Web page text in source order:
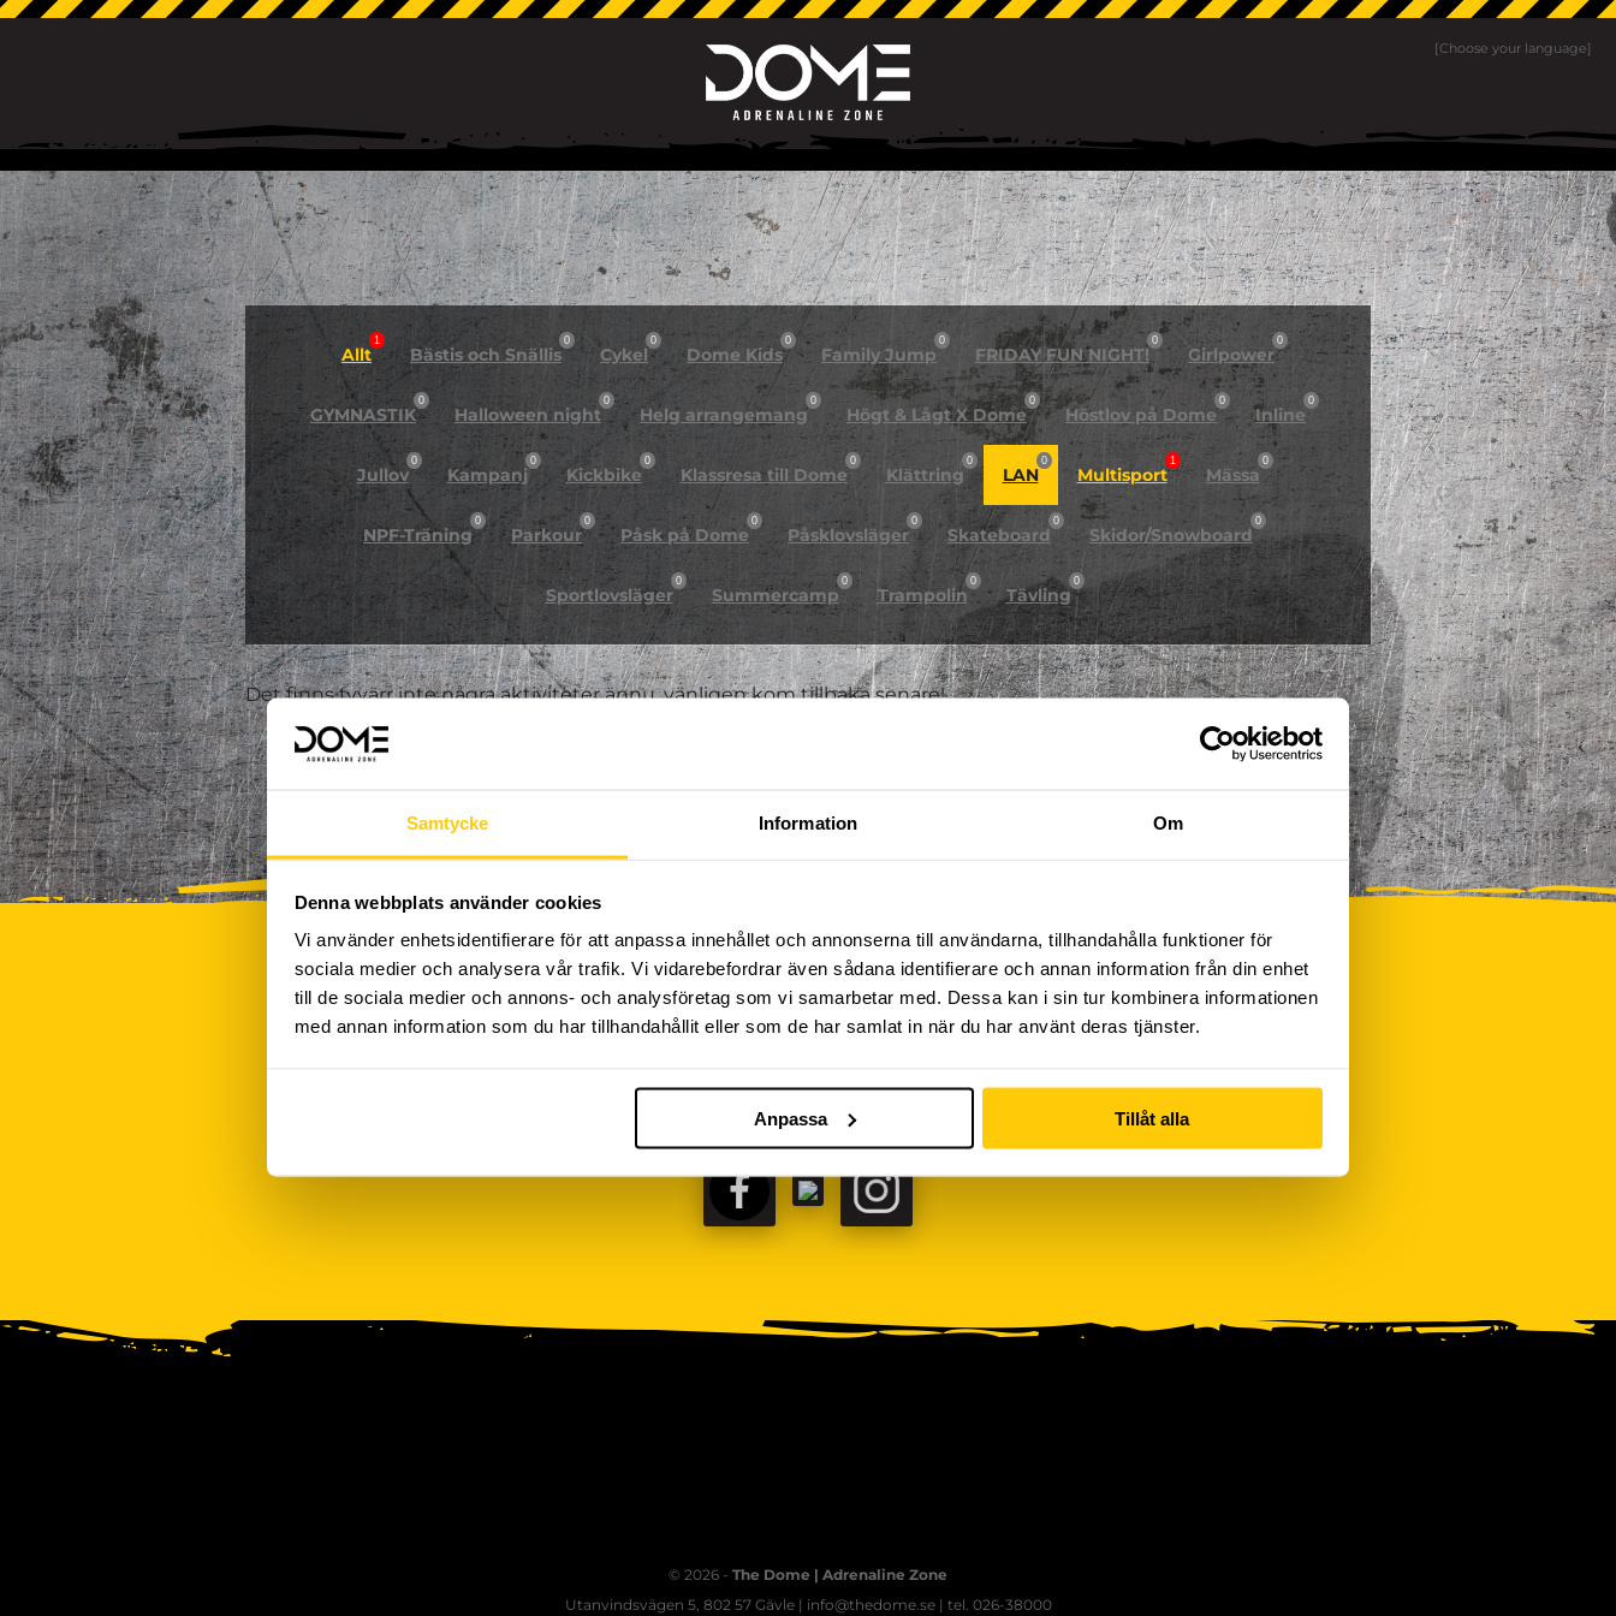
Samtycke Information Om
Denna webbplats använder cookies
Vi använder enhetsidentifierare för att anpassa innehållet och annonserna till användarna, tillhandahålla funktioner för
sociala medier och analysera vår trafik. Vi vidarebefordrar även sådana identifierare och annan information från din enhet
till de sociala medier och annons- och analysföretag som vi samarbetar med. Dessa kan i sin tur kombinera informationen
med annan information som du har tillhandahållit eller som de har samlat in när du har använt deras tjänster.
Anpassa Tillåt alla
[Choose your language]
Allt
1
Bästis och Snällis
0
Cykel
0
Dome Kids
0
Family Jump
0
FRIDAY FUN NIGHT!
0
Girlpower
0
GYMNASTIK
0
Halloween night
0
Helg arrangemang
0
Högt & Lågt X Dome
0
Höstlov på Dome
0
Inline
0
Jullov
0
Kampanj
0
Kickbike
0
Klassresa till Dome
0
Klättring
0
LAN
0
Multisport
1
Mässa
0
NPF-Träning
0
Parkour
0
Påsk på Dome
0
Påsklovsläger
0
Skateboard
0
Skidor/Snowboard
0
Sportlovsläger
0
Summercamp
0
Trampolin
0
Tävling
0
Det finns tyvärr inte några aktiviteter ännu, vänligen kom tillbaka senare!
FÖLJ OSS PÅ SOCIALA MEDIER
FACEBOOKTIKTOK
© 2026 - The Dome | Adrenaline Zone
Utanvindsvägen 5, 802 57 Gävle | info@thedome.se | tel. 026-38000